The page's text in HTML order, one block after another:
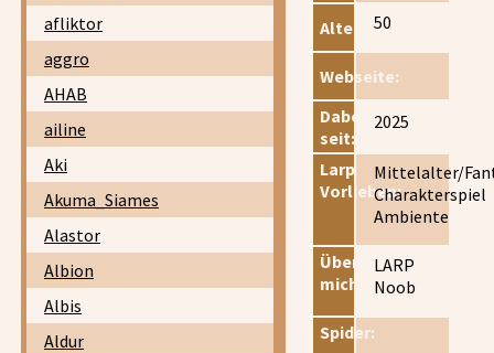
afliktor
aggro
AHAB
ailine
Aki
Akuma_Siames
Alastor
Albion
Albis
Aldur
Alter: 50
Webseite:
Dabei
seit:
2025
Larp
Vorlieben:
Mittelalter/
Charakterspiel
Ambiente
Über
mich:
LARP
Noob
Spider: